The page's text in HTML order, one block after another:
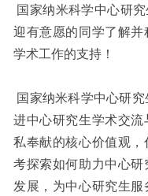
国家纳米科学中心研
迎有意愿的同学了解
学术工作的支持！
国家纳米科学中心研
进中心研究生学术交
私奉献的核心价值观
考探索如何助力中心
发展，为中心研究生